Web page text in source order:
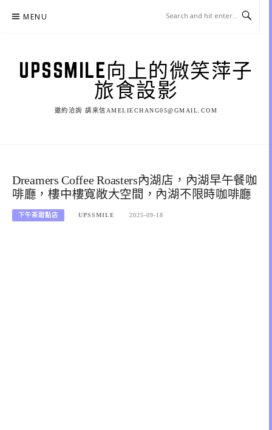
MENU
UPSSMILE向上的微笑萍子
旅食設影
邀約洽詢 請來信AMELIECHANG05@GMAIL.COM
Dreamers Coffee Roasters內湖店，內湖早午餐咖
啡廳，樓中樓寬敞大空間，內湖不限時咖啡廳
下午茶甜點店 UPSSMILE 2025-09-18